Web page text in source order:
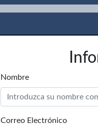
Nombre
Correo Electrónico